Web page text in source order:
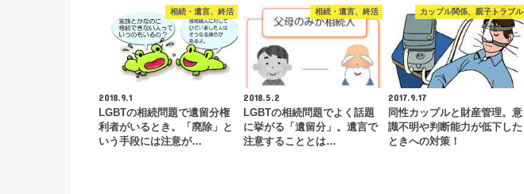
相続・遺言、終活
2018.9.1
LGBTの相続問題で遺留分権
利者がいるとき。「廃除」と
いう手段には注意が…
相続・遺言、終活
2018.5.2
LGBTの相続問題でよく話題
に挙がる「遺留分」。遺言で
注意することとは…
カップル関係、親子トラブル
2017.9.17
同性カップルと財産管理。意
識不明や判断能力が低下した
ときへの対策！